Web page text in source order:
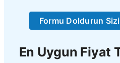
Formu Doldurun
En Uygun Fiyat